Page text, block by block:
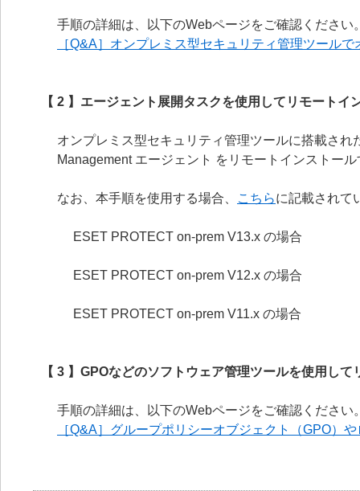
手順の詳細は、以下のWebページをご確認ください
［Q&A］オンプレミス型セキュリティ管理ツール
【 2 】エージェント展開タスクを使用してリモートイ
オンプレミス型セキュリティ管理ツールに搭載さ
Management エージェント をリモートインストー
なお、本手順を使用する場合、 こちらに記載されて
ESET PROTECT on-prem V13.x の場合
ESET PROTECT on-prem V12.x の場合
ESET PROTECT on-prem V11.x の場合
【 3 】GPOなどのソフトウェア管理ツールを使用し
手順の詳細は、以下のWebページをご確認ください
［Q&A］グループポリシーオブジェクト（GPO）